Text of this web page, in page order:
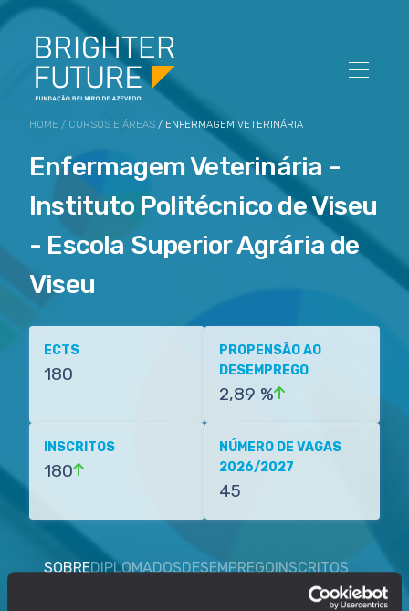
HOME / CURSOS E ÁREAS / ENFERMAGEM VETERINÁRIA
Enfermagem Veterinária -
Instituto Politécnico de Viseu
- Escola Superior Agrária de
Viseu
ECTS
180
PROPENSÃO AO
DESEMPREGO
2,89 %
INSCRITOS
180
NÚMERO DE VAGAS
2026/2027
45
SOBREDIPLOMADOSDESEMPREGOINSCRITOS